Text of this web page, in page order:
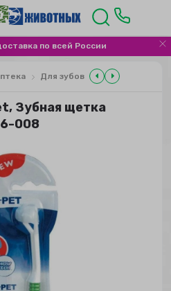
по всей России
Для зубов
Зубная щетка
008